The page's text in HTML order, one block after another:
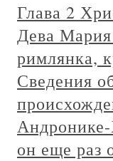
Глава 2
Дева Мария
римлянка,
Сведения
Андронике-
он еще раз